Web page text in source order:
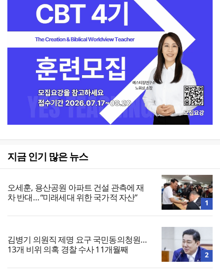
지금 인기 많은 뉴스
오세훈, 용산공원 아파트 건설 관측에 재
차 반대… “미래세대 위한 국가적 자산”
1
김병기 의원직 제명 요구 국민동의청원…
13개 비위 의혹 경찰 수사 11개월째
2